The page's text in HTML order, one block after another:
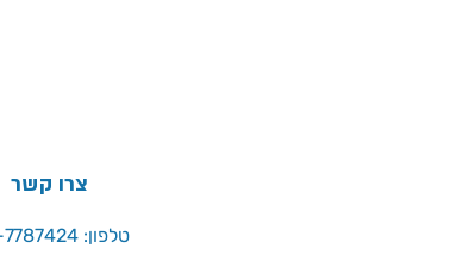
צרו קשר
טלפון: 03-7787424